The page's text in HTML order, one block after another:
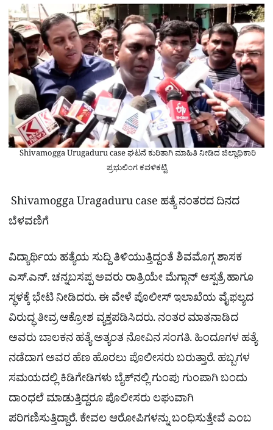
Shivamogga Urugaduru case ಘಟನೆ ಕುರಿತಾಗಿ ಮಾಹಿತಿ ನೀಡಿದ ಜಿಲ್ಲಾಧಿಕಾರಿ
ಪ್ರಭುಲಿಂಗ ಕವಳಿಕಟ್ಟಿ
Shivamogga Uragaduru case ಹತ್ಯೆ ನಂತರದ ದಿನದ
ಬೆಳವಣಿಗೆ
ವಿದ್ಯಾರ್ಥಿಯ ಹತ್ಯೆಯ ಸುದ್ದಿ ತಿಳಿಯುತ್ತಿದ್ದಂತೆ ಶಿವಮೊಗ್ಗ ಶಾಸಕ
ಎಸ್.ಎನ್. ಚನ್ನಬಸಪ್ಪ ಅವರು ರಾತ್ರಿಯೇ ಮೆಗ್ಗಾನ್ ಆಸ್ಪತ್ರೆ ಹಾಗೂ
ಸ್ಥಳಕ್ಕೆ ಭೇಟಿ ನೀಡಿದರು. ಈ ವೇಳೆ ಪೊಲೀಸ್ ಇಲಾಖೆಯ ವೈಫಲ್ಯದ
ವಿರುದ್ಧ ತೀವ್ರ ಆಕ್ರೋಶ ವ್ಯಕ್ತಪಡಿಸಿದರು. ನಂತರ ಮಾತನಾಡಿದ
ಅವರು ಬಾಲಕನ ಹತ್ಯೆ ಅತ್ಯಂತ ನೋವಿನ ಸಂಗತಿ. ಹಿಂದೂಗಳ ಹತ್ಯೆ
ನಡೆದಾಗ ಅವರ ಹೆಣ ಹೊರಲು ಪೊಲೀಸರು ಬರುತ್ತಾರೆ. ಹಬ್ಬಗಳ
ಸಮಯದಲ್ಲಿ ಕಿಡಿಗೇಡಿಗಳು ಬೈಕ್‌ನಲ್ಲಿ ಗುಂಪು ಗುಂಪಾಗಿ ಬಂದು
ದಾಂಧಲೆ ಮಾಡುತ್ತಿದ್ದರೂ ಪೊಲೀಸರು ಲಘುವಾಗಿ
ಪರಿಗಣಿಸುತ್ತಿದ್ದಾರೆ. ಕೇವಲ ಆರೋಪಿಗಳನ್ನು ಬಂಧಿಸುತ್ತೇವೆ ಎಂಬ